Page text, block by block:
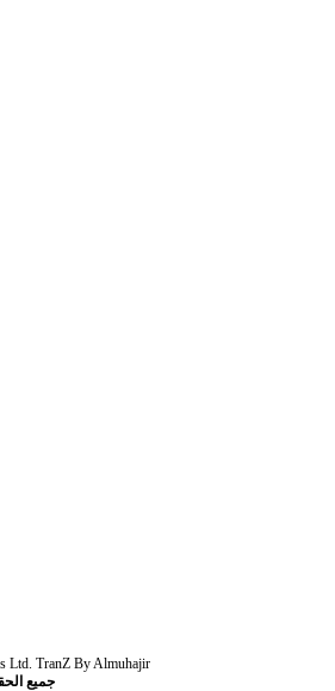
Ltd. TranZ By Almuhajir
جميع الحقوق محفوظة